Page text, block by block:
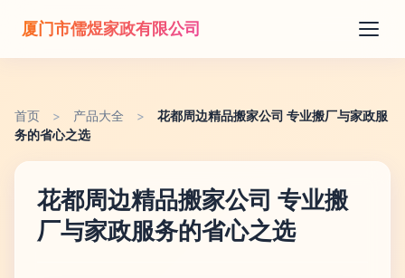
厦门市儒煜家政有限公司
首页 > 产品大全 >
花都周边精品搬家公司 专业搬厂与家政服
务的省心之选
花都周边精品搬家公司 专业搬
厂与家政服务的省心之选